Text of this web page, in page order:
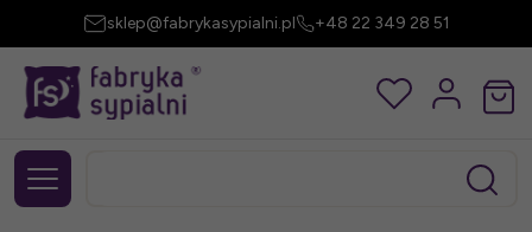
sklep@fabrykasypialni.pl +48 22 349 28 51